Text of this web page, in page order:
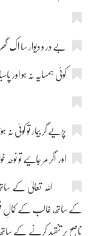
بے در و دیوار سا اک
کوئی ہمسایہ نہ ہو اور
پڑیے گر بیمار تو کوئی نہ ہو
اور اگر مر جائیے تو نوحہ
اللہ تعالیٰ کے
کے ساتھ، غالب کے کمالِ
ناصح پر تنقید کرنے کے